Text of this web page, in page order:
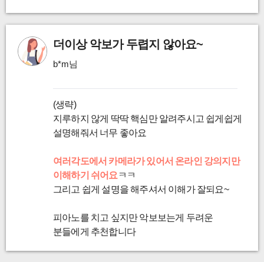
더이상 악보가 두렵지 않아요~
b*m님
(생략)
지루하지 않게 딱딱 핵심만 알려주시고 쉽게쉽게
설명해줘서 너무 좋아요
여러각도에서 카메라가 있어서 온라인 강의지만
이해하기 쉬어요ㅋㅋ
그리고 쉽게 설명을 해주셔서 이해가 잘되요~
피아노를 치고 싶지만 악보보는게 두려운
분들에게 추천합니다